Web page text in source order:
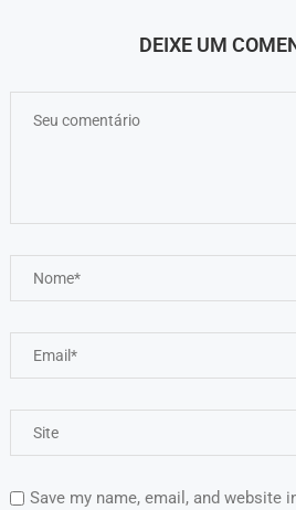
DEIXE UM
Save my name, email, and website